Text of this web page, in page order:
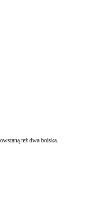
też dwa boiska.